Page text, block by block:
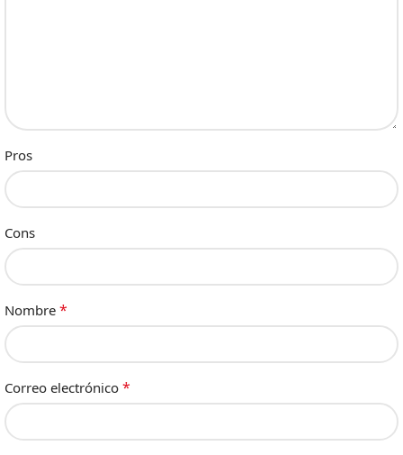
Pros
Cons
Nombre *
Correo electrónico *